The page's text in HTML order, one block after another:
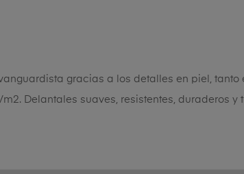
gracias a los detalles en piel,
Delantales suaves, resistentes, duraderos y